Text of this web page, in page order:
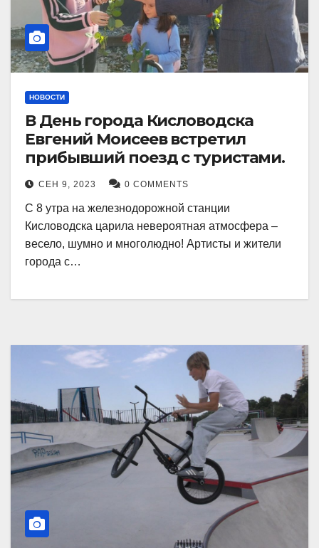
НОВОСТИ
В День города Кисловодска
Евгений Моисеев встретил
прибывший поезд с туристами.
СЕН 9, 2023 0 COMMENTS
С 8 утра на железнодорожной станции
Кисловодска царила невероятная атмосфера –
весело, шумно и многолюдно! Артисты и жители
города с…